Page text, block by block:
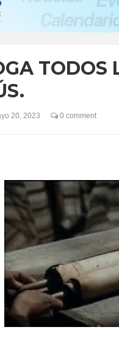
TODOS
20, 2023 0 comment